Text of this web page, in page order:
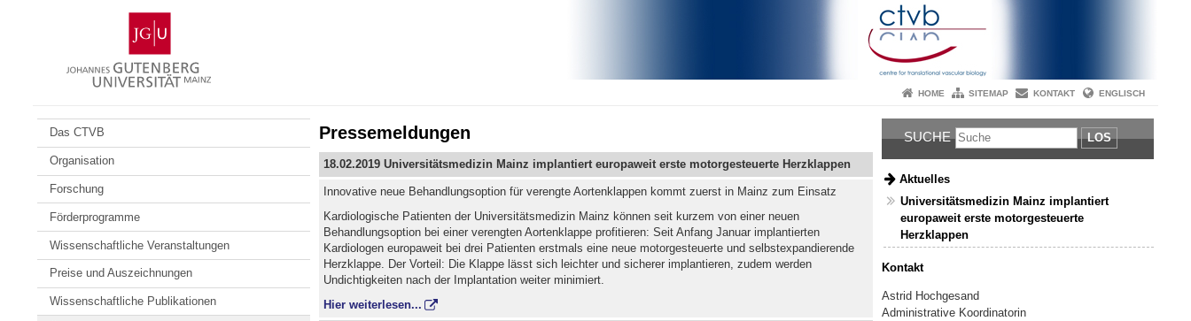
Gutenberg-
Universität
Mainz
HOME SITEMAP KONTAKT ENGLISCH
Das CTVB
Organisation
Forschung
Förderprogramme
Wissenschaftliche Veranstaltungen
Preise und Auszeichnungen
Wissenschaftliche Publikationen
Pressemeldungen
18.02.2019 Universitätsmedizin Mainz implantiert europaweit erste motorgesteuerte Herzklappen
Innovative neue Behandlungsoption für verengte Aortenklappen kommt zuerst in Mainz zum Einsatz
Kardiologische Patienten der Universitätsmedizin Mainz können seit kurzem von einer neuen
Behandlungsoption bei einer verengten Aortenklappe profitieren: Seit Anfang Januar implantierten
Kardiologen europaweit bei drei Patienten erstmals eine neue motorgesteuerte und selbstexpandierende
Herzklappe. Der Vorteil: Die Klappe lässt sich leichter und sicherer implantieren, zudem werden
Undichtigkeiten nach der Implantation weiter minimiert.
Hier weiterlesen...
SUCHE LOS
Aktuelles
Universitätsmedizin Mainz implantiert
europaweit erste motorgesteuerte
Herzklappen
Kontakt
Astrid Hochgesand
Administrative Koordinatorin